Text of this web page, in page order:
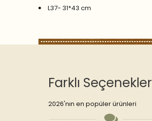
L37- 31*43 cm
Farklı Seçenekler
2026'nın en popüler ürünleri